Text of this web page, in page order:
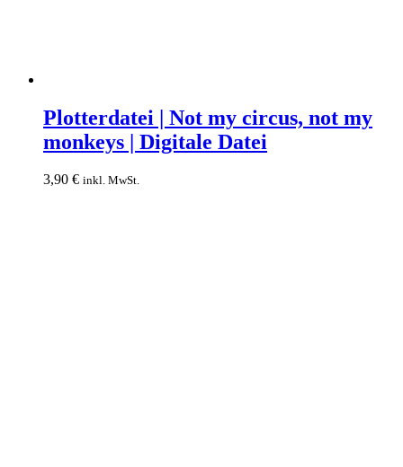
|
Not
my
not
Plotterdatei | Not my circus, not my
monkeys | Digitale Datei
3,90 € inkl. MwSt.